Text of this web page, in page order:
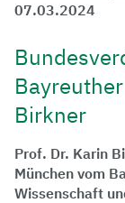
07.03.2024
Birkner
Prof. Dr. Karin
München vom
Wissenschaft